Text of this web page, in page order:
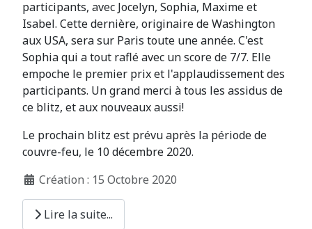
participants, avec Jocelyn, Sophia, Maxime et
Isabel. Cette dernière, originaire de Washington
aux USA, sera sur Paris toute une année. C'est
Sophia qui a tout raflé avec un score de 7/7. Elle
empoche le premier prix et l'applaudissement des
participants. Un grand merci à tous les assidus de
ce blitz, et aux nouveaux aussi!
Le prochain blitz est prévu après la période de
couvre-feu, le 10 décembre 2020.
Création : 15 Octobre 2020
Lire la suite...